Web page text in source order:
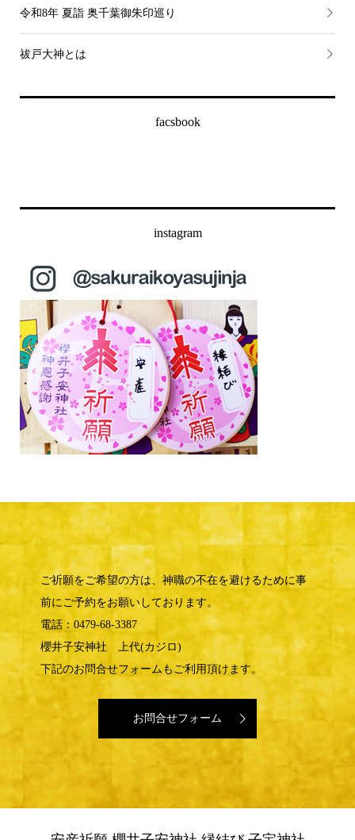
令和8年 夏詣 奥千葉御朱印巡り
祓戸大神とは
facsbook
instagram
ご祈願をご希望の方は、神職の不在を避けるために事
前にご予約をお願いしております。
電話：0479-68-3387
櫻井子安神社 上代(カジロ)
下記のお問合せフォームもご利用頂けます。
お問合せフォーム